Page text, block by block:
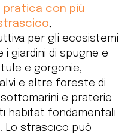
pratica con più
,
per gli ecosistemi
i giardini di spugne e
e gorgonie,
e altre foreste di
e praterie
habitat fondamentali
Lo strascico può